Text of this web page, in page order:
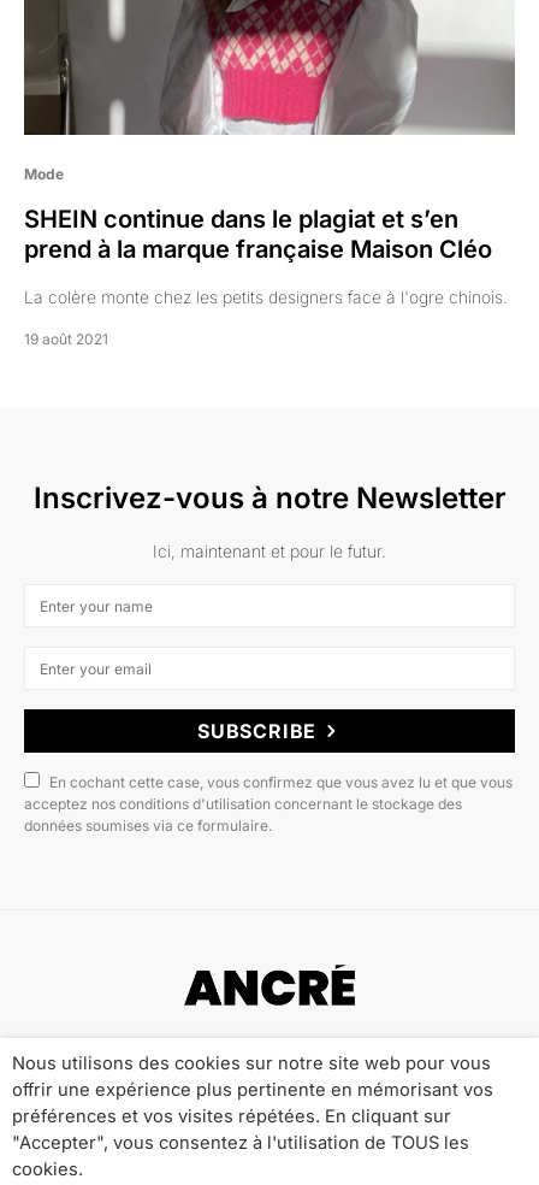
Mode
SHEIN continue dans le plagiat et s’en
prend à la marque française Maison Cléo
La colère monte chez les petits designers face à l'ogre chinois.
19 août 2021
Inscrivez-vous à notre Newsletter
Ici, maintenant et pour le futur.
SUBSCRIBE
En cochant cette case, vous confirmez que vous avez lu et que vous
acceptez nos conditions d'utilisation concernant le stockage des
données soumises via ce formulaire.
Qui sommes-nous ? Publicité
Contact
Mentions Légales
Politique de Confidentialité
Nous utilisons des cookies sur notre site web pour vous
offrir une expérience plus pertinente en mémorisant vos
préférences et vos visites répétées. En cliquant sur
"Accepter", vous consentez à l'utilisation de TOUS les
cookies.